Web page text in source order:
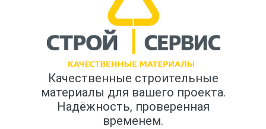
Качественные строительные
материалы для вашего проекта.
Надёжность, проверенная
временем.